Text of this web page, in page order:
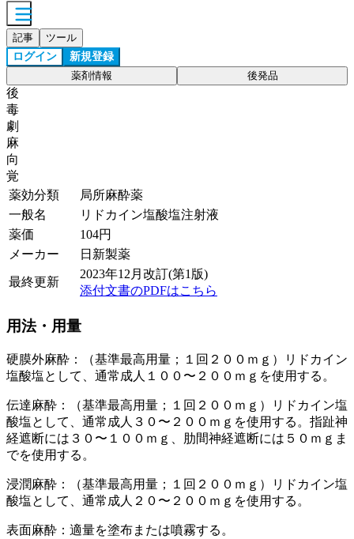
記事 ツール
ログイン 新規登録
薬剤情報 後発品
後
毒
劇
麻
向
覚
薬効分類
局所麻酔薬
一般名
リドカイン塩酸塩注射液
薬価
104円
メーカー
日新製薬
最終更新
2023年12月改訂(第1版)
添付文書のPDFはこちら
用法・用量
硬膜外麻酔：（基準最高用量；１回２００ｍｇ）リドカイン
塩酸塩として、通常成人１００〜２００ｍｇを使用する。
伝達麻酔：（基準最高用量；１回２００ｍｇ）リドカイン塩
酸塩として、通常成人３０〜２００ｍｇを使用する。指趾神
経遮断には３０〜１００ｍｇ、肋間神経遮断には５０ｍｇま
でを使用する。
浸潤麻酔：（基準最高用量；１回２００ｍｇ）リドカイン塩
酸塩として、通常成人２０〜２００ｍｇを使用する。
表面麻酔：適量を塗布または噴霧する。